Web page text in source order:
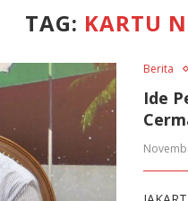
TAG: KARTU
Berita
Ide